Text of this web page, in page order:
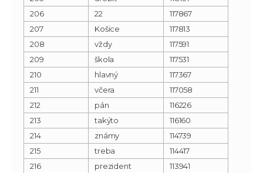
206
22
117867
207
Košice
117813
208
vždy
117591
209
škola
117531
210
hlavný
117367
211
včera
117058
212
pán
116226
213
takýto
116160
214
známy
114739
215
treba
114417
216
prezident
113941